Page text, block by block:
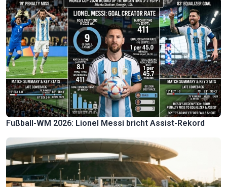
Fußball-WM 2026: Lionel Messi bricht Assist-Rekord